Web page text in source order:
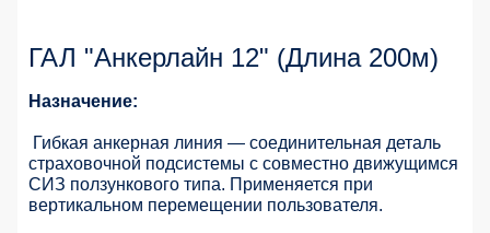
ГАЛ "Анкерлайн 12" (Длина 200м)
Назначение:
Гибкая анкерная линия — соединительная деталь
страховочной подсистемы с совместно движущимся
СИЗ ползункового типа. Применяется при
вертикальном перемещении пользователя.